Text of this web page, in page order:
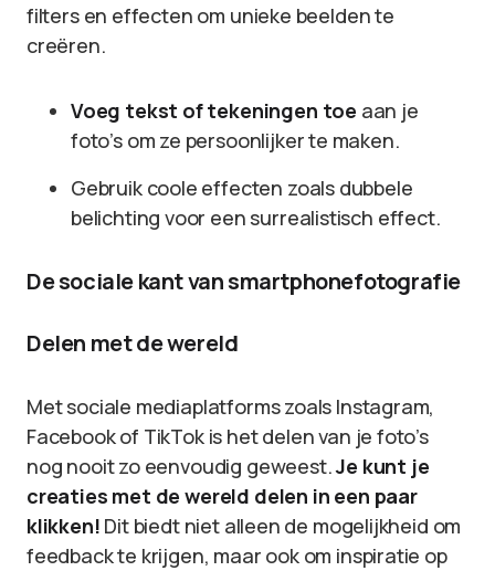
filters en effecten om unieke beelden te
creëren.
Voeg tekst of tekeningen toe aan je
foto’s om ze persoonlijker te maken.
Gebruik coole effecten zoals dubbele
belichting voor een surrealistisch effect.
De sociale kant van smartphonefotografie
Delen met de wereld
Met sociale mediaplatforms zoals Instagram,
Facebook of TikTok is het delen van je foto’s
nog nooit zo eenvoudig geweest.Je kunt je
creaties met de wereld delen in een paar
klikken! Dit biedt niet alleen de mogelijkheid om
feedback te krijgen, maar ook om inspiratie op